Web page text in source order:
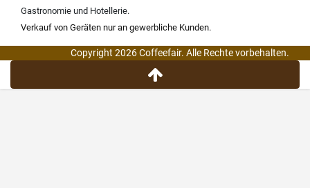
Gastronomie und Hotellerie.
Verkauf von Geräten nur an gewerbliche Kunden.
Copyright 2026 Coffeefair. Alle Rechte vorbehalten.